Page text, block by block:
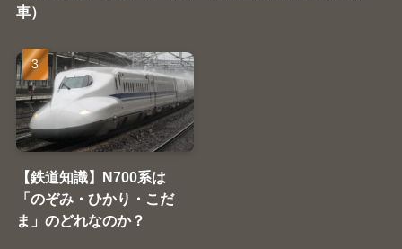
車）
【鉄道知識】N700系は
「のぞみ・ひかり・こだ
ま」のどれなのか？